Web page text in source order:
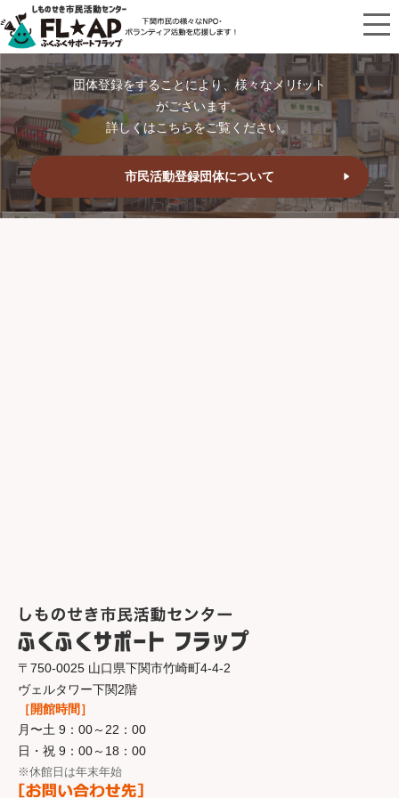
団体登録をすることにより、様々なメリfット
がございます。
詳しくはこちらをご覧ください。
市民活動登録団体について
〒750-0025 山口県下関市竹崎町4-4-2
ヴェルタワー下関2階
［開館時間］
月〜土 9：00～22：00
日・祝 9：00～18：00
※休館日は年末年始